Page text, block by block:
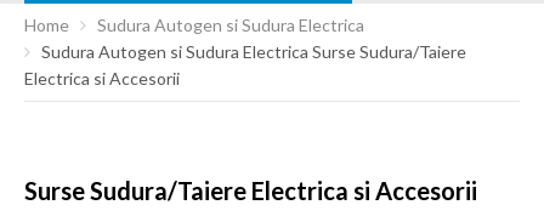
Home
Sudura Autogen si Sudura Electrica
Sudura Autogen si Sudura Electrica Surse Sudura/Taiere
Electrica si Accesorii
Surse Sudura/Taiere Electrica si Accesorii